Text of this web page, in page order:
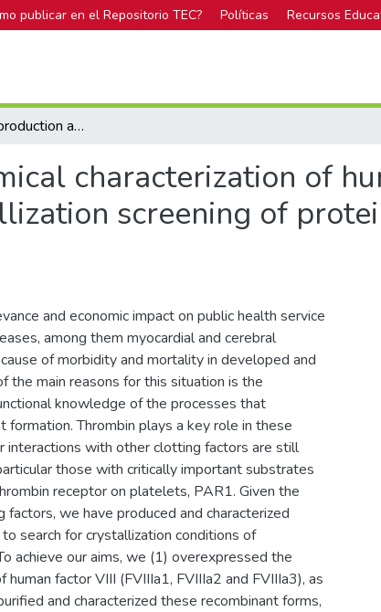
publicar en el Repositorio TEC? Políticas Recursos
Heterologous production and biochemical characterization of human pro-coagulation Factor VIII for crystallization screening of protein macromolecules
characterization of
screening of
and economic impact on public health service
among them myocardial and cerebral
of morbidity and mortality in developed and
the main reasons for this situation is the
knowledge of the processes that
Thrombin plays a key role in these
interactions with other clotting factors are still
those with critically important substrates
receptor on platelets, PAR1. Given the
we have produced and characterized
search for crystallization conditions of
achieve our aims, we (1) overexpressed the
factor VIII (FVIIIa1, FVIIIa2 and FVIIIa3), as
and characterized these recombinant forms,